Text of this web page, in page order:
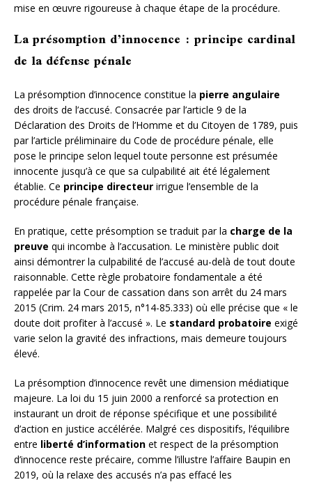
mise en œuvre rigoureuse à chaque étape de la procédure.
La présomption d’innocence : principe cardinal
de la défense pénale
La présomption d’innocence constitue la pierre angulaire
des droits de l’accusé. Consacrée par l’article 9 de la
Déclaration des Droits de l’Homme et du Citoyen de 1789, puis
par l’article préliminaire du Code de procédure pénale, elle
pose le principe selon lequel toute personne est présumée
innocente jusqu’à ce que sa culpabilité ait été légalement
établie. Ce principe directeur irrigue l’ensemble de la
procédure pénale française.
En pratique, cette présomption se traduit par la charge de la
preuve qui incombe à l’accusation. Le ministère public doit
ainsi démontrer la culpabilité de l’accusé au-delà de tout doute
raisonnable. Cette règle probatoire fondamentale a été
rappelée par la Cour de cassation dans son arrêt du 24 mars
2015 (Crim. 24 mars 2015, n°14-85.333) où elle précise que « le
doute doit profiter à l’accusé ». Le standard probatoire exigé
varie selon la gravité des infractions, mais demeure toujours
élevé.
La présomption d’innocence revêt une dimension médiatique
majeure. La loi du 15 juin 2000 a renforcé sa protection en
instaurant un droit de réponse spécifique et une possibilité
d’action en justice accélérée. Malgré ces dispositifs, l’équilibre
entre liberté d’information et respect de la présomption
d’innocence reste précaire, comme l’illustre l’affaire Baupin en
2019, où la relaxe des accusés n’a pas effacé les